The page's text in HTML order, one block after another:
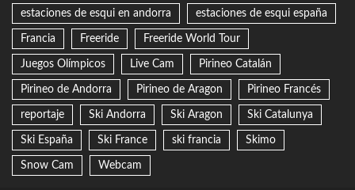
estaciones de esqui en andorra estaciones de esqui españa
Francia Freeride Freeride World Tour
Juegos Olímpicos Live Cam Pirineo Catalán
Pirineo de Andorra Pirineo de Aragon Pirineo Francés
reportaje Ski Andorra Ski Aragon Ski Catalunya
Ski España Ski France ski francia Skimo
Snow Cam Webcam